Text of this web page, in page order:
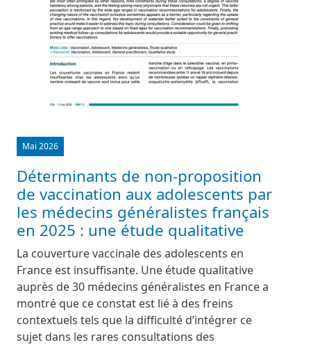
Mai 2026
Déterminants de non-proposition
de vaccination aux adolescents par
les médecins généralistes français
en 2025 : une étude qualitative
La couverture vaccinale des adolescents en
France est insuffisante. Une étude qualitative
auprès de 30 médecins généralistes en France a
montré que ce constat est lié à des freins
contextuels tels que la difficulté d’intégrer ce
sujet dans les rares consultations des